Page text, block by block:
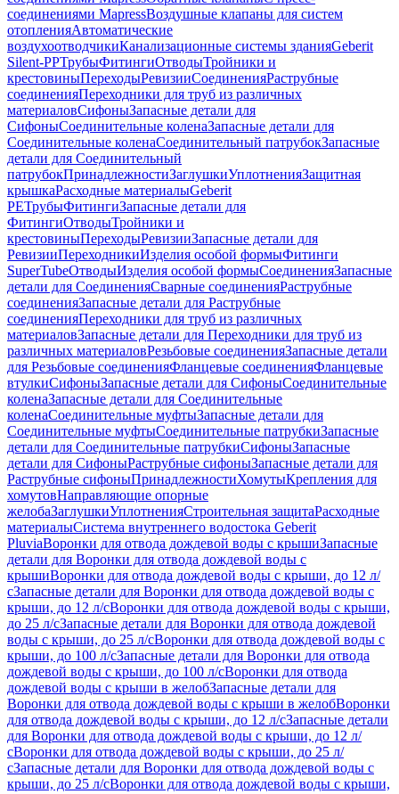
соединениями MapressВоздушные клапаны для систем
отопленияАвтоматические
воздухоотводчикиКанализационные системы зданияGeberit
Silent-PPТрубыФитингиОтводыТройники и
крестовиныПереходыРевизииСоединенияРаструбные
соединенияПереходники для труб из различных
материаловСифоныЗапасные детали для
СифоныСоединительные коленаЗапасные детали для
Соединительные коленаСоединительный патрубокЗапасные
детали для Соединительный
патрубокПринадлежностиЗаглушкиУплотненияЗащитная
крышкаРасходные материалыGeberit
PEТрубыФитингиЗапасные детали для
ФитингиОтводыТройники и
крестовиныПереходыРевизииЗапасные детали для
РевизииПереходникиИзделия особой формыФитинги
SuperTubeОтводыИзделия особой формыСоединенияЗапасные
детали для СоединенияСварные соединенияРаструбные
соединенияЗапасные детали для Раструбные
соединенияПереходники для труб из различных
материаловЗапасные детали для Переходники для труб из
различных материаловРезьбовые соединенияЗапасные детали
для Резьбовые соединенияФланцевые соединенияФланцевые
втулкиСифоныЗапасные детали для СифоныСоединительные
коленаЗапасные детали для Соединительные
коленаСоединительные муфтыЗапасные детали для
Соединительные муфтыСоединительные патрубкиЗапасные
детали для Соединительные патрубкиСифоныЗапасные
детали для СифоныРаструбные сифоныЗапасные детали для
Раструбные сифоныПринадлежностиХомутыКрепления для
хомутовНаправляющие опорные
желобаЗаглушкиУплотненияСтроительная защитаРасходные
материалыСистема внутреннего водостока Geberit
PluviaВоронки для отвода дождевой воды с крышиЗапасные
детали для Воронки для отвода дождевой воды с
крышиВоронки для отвода дождевой воды с крыши, до 12 л/
сЗапасные детали для Воронки для отвода дождевой воды с
крыши, до 12 л/сВоронки для отвода дождевой воды с крыши,
до 25 л/сЗапасные детали для Воронки для отвода дождевой
воды с крыши, до 25 л/сВоронки для отвода дождевой воды с
крыши, до 100 л/сЗапасные детали для Воронки для отвода
дождевой воды с крыши, до 100 л/сВоронки для отвода
дождевой воды с крыши в желобЗапасные детали для
Воронки для отвода дождевой воды с крыши в желобВоронки
для отвода дождевой воды с крыши, до 12 л/сЗапасные детали
для Воронки для отвода дождевой воды с крыши, до 12 л/
сВоронки для отвода дождевой воды с крыши, до 25 л/
сЗапасные детали для Воронки для отвода дождевой воды с
крыши, до 25 л/сВоронки для отвода дождевой воды с крыши,